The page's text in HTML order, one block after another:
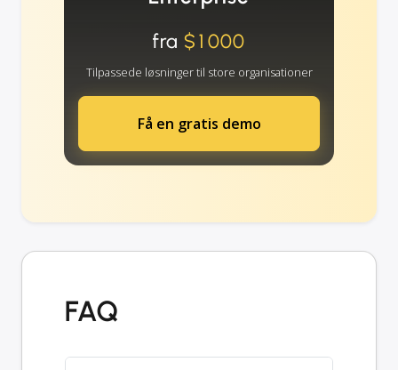
fra $1000
Tilpassede løsninger til store organisationer
Få en gratis demo
FAQ